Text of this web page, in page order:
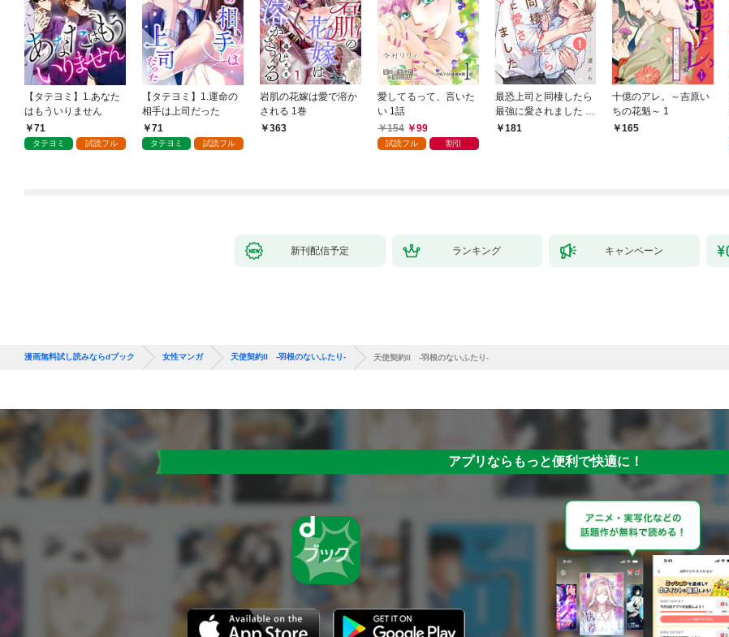
【タテヨミ】1.あなた
はもういりません
71
タテヨミ 試読フル
【タテヨミ】1.運命の
相手は上司だった
71
タテヨミ 試読フル
岩肌の花嫁は愛で溶か
される 1巻
363
愛してるって、言いた
い 1話
154
99
試読フル 割引
最恐上司と同棲したら
最強に愛されました 1
巻181
十億のアレ。～吉原い
ちの花魁～ 1
165
新刊配信予定 ランキング キャンペーン
漫画無料試し読みならdブック 女性マンガ 天使契約II -羽根のないふたり- 天使契約II -羽根のないふたり-
アプリならもっと便利で快適に！